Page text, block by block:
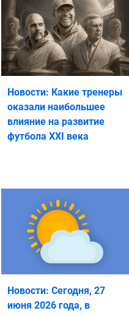
Новости: Какие тренеры
оказали наибольшее
влияние на развитие
футбола XXI века
Новости: Сегодня, 27
июня 2026 года, в